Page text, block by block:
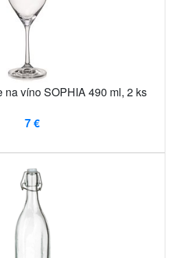
na víno SOPHIA 490 ml, 2 ks
7 €